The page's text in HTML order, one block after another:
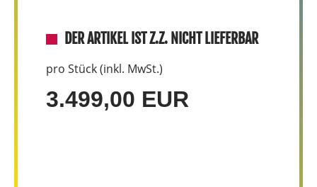
DER ARTIKEL IST Z.Z. NICHT LIEFERBAR
pro Stück (inkl. MwSt.)
3.499,00 EUR